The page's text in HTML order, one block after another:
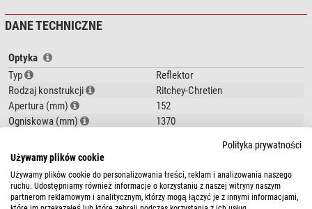
Zalety w skrócie:
brak aberracji chromatycznej
otwarty system
TS Optics jest marką firmy Teleskop-Service.
Ważne jest nie tylko jaki teleskop kupisz, ale również gdzie.
Jesteśmy wiodącym dystrybutorem teleskopów i dobrze znamy te
instrumenty.Nasz serwischętnie służy Ci radą i pomocątakże po
zakupie.W przypadku problemów ze złożeniem sprzętu lub jego
DANE TECHNICZNE
Optyka
Typ
Reflektor
Rodzaj konstrukcji
Ritchey-Chretien
Apertura (mm)
152
Ogniskowa (mm)
1370
Rozdzielczość
Wielkość graniczna (mag)
Zdolność skupiania światła
470
Max. sensowne powiększenie
304
pokaż więcej...
Polityka prywatności
Używamy plików cookie
Używamy plików cookie do personalizowania treści, reklam i analizowania naszego
ruchu. Udostępniamy również informacje o korzystaniu z naszej witryny naszym
partnerom reklamowym i analitycznym, którzy mogą łączyć je z innymi informacjami,